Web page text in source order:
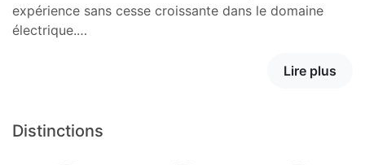
expérience sans cesse croissante dans le domaine
électrique.…
Lire plus
Distinctions